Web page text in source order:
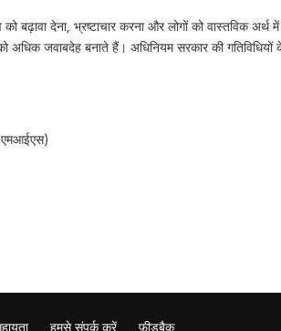
बढ़ावा देना, भ्रष्टाचार करना और लोगों को वास्तविक
जवाबदेह बनाते हैं। अधिनियम सरकार की गतिविधियों